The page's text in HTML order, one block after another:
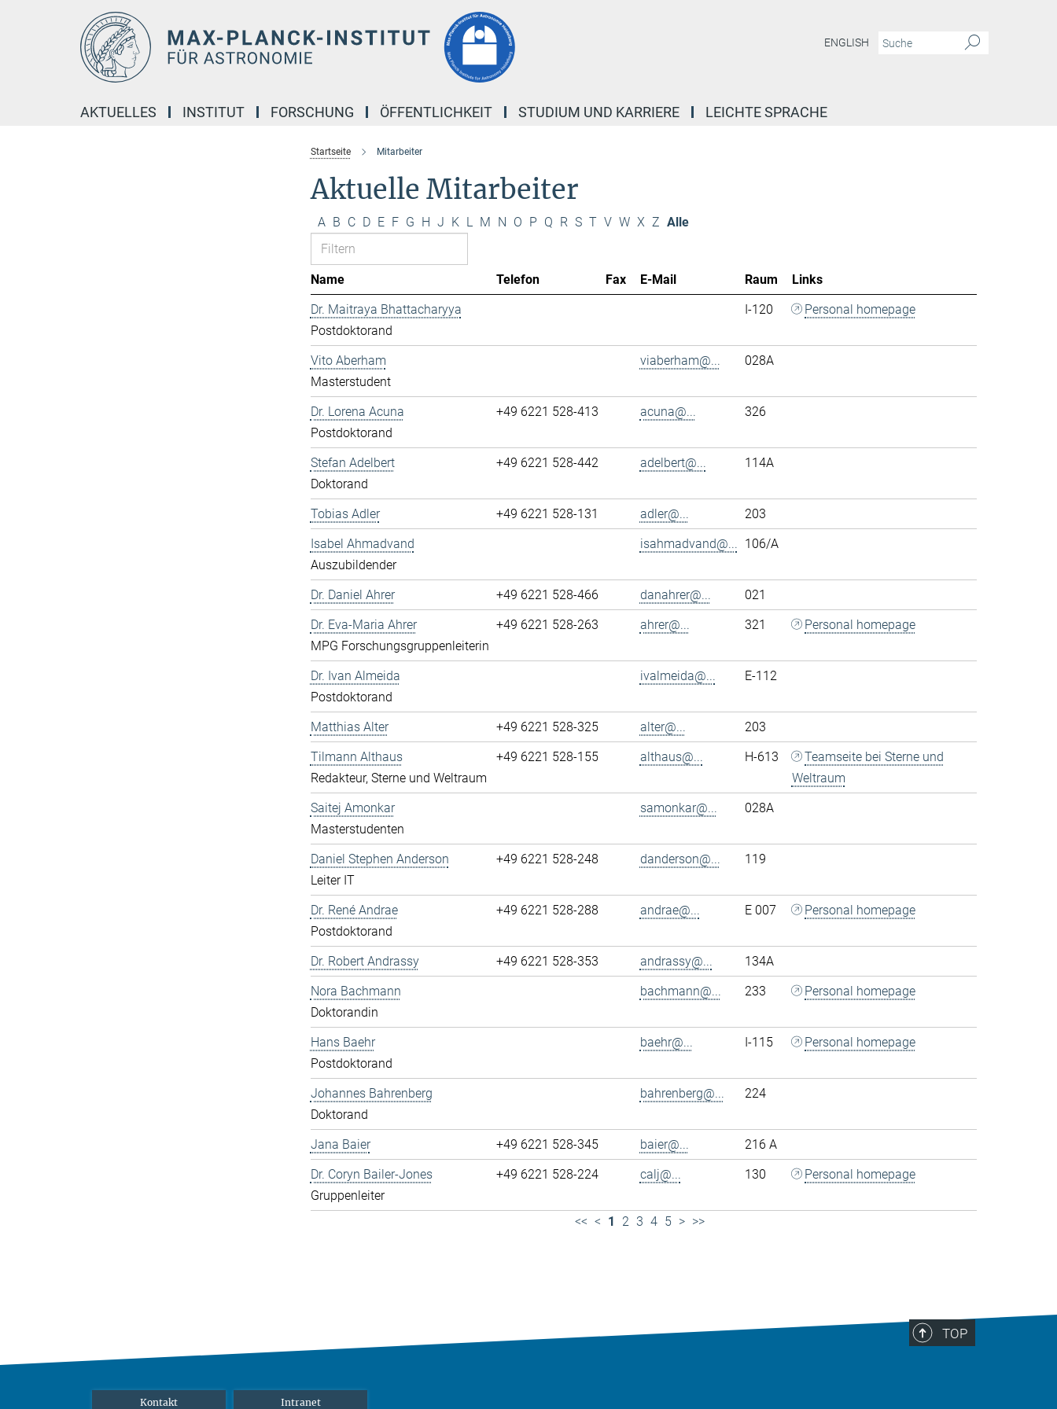
ENGLISH
AKTUELLES INSTITUT FORSCHUNG ÖFFENTLICHKEIT STUDIUM UND KARRIERE LEICHTE SPRACHE
Startseite Mitarbeiter
Aktuelle Mitarbeiter
A B C D E F G H J K L M N O P Q R S T V W X Z Alle
Name Telefon Fax E-Mail Raum
Links
Dr. Maitraya Bhattacharyya
Postdoktorand
I-120 Personal homepage
Vito Aberham
Masterstudent
viaberham@... 028A
Dr. Lorena Acuna
Postdoktorand
+49 6221 528-413 acuna@... 326
Stefan Adelbert
Doktorand
+49 6221 528-442 adelbert@... 114A
Tobias Adler +49 6221 528-131 adler@...
203
Isabel Ahmadvand
Auszubildender
isahmadvand@... 106/A
Dr. Daniel Ahrer +49 6221 528-466 danahrer@...
021
Dr. Eva-Maria Ahrer
MPG Forschungsgruppenleiterin
+49 6221 528-263 ahrer@... 321 Personal homepage
Dr. Ivan Almeida
Postdoktorand
ivalmeida@... E-112
Matthias Alter +49 6221 528-325 alter@...
203
Tilmann Althaus
Redakteur, Sterne und Weltraum
+49 6221 528-155 althaus@... H-613
Teamseite bei Sterne und
Weltraum
Saitej Amonkar
Masterstudenten
samonkar@... 028A
Daniel Stephen Anderson
Leiter IT
+49 6221 528-248 danderson@... 119
Dr. René Andrae
Postdoktorand
+49 6221 528-288 andrae@... E 007 Personal homepage
Dr. Robert Andrassy +49 6221 528-353 andrassy@...
134A
Nora Bachmann
Doktorandin
bachmann@... 233 Personal homepage
Hans Baehr
Postdoktorand
baehr@... I-115 Personal homepage
Johannes Bahrenberg
Doktorand
bahrenberg@... 224
Jana Baier +49 6221 528-345 baier@...
216 A
Dr. Coryn Bailer-Jones
Gruppenleiter
+49 6221 528-224 calj@... 130 Personal homepage
<< < 1 2 3 4 5 > >>
TOP
Kontakt Intranet